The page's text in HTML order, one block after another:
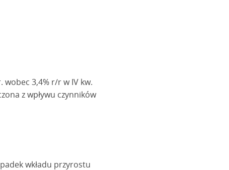
wobec 3,4% r/r w IV kw.
z wpływu czynników
wkładu przyrostu